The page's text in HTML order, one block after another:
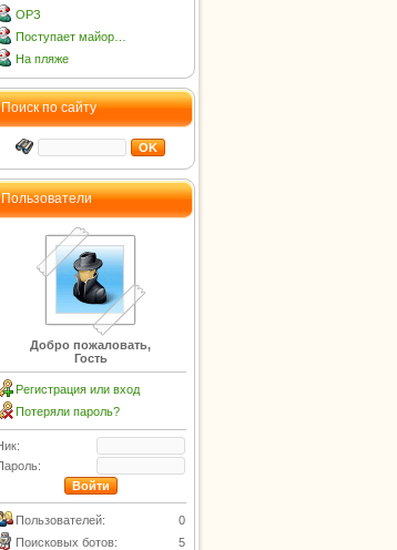
ОРЗ
Поступает майор…
На пляже
Поиск по сайту
Пользователи
Добро пожаловать,
Гость
Регистрация или вход
Потеряли пароль?
Пользователей:
0
Поисковых ботов:
5